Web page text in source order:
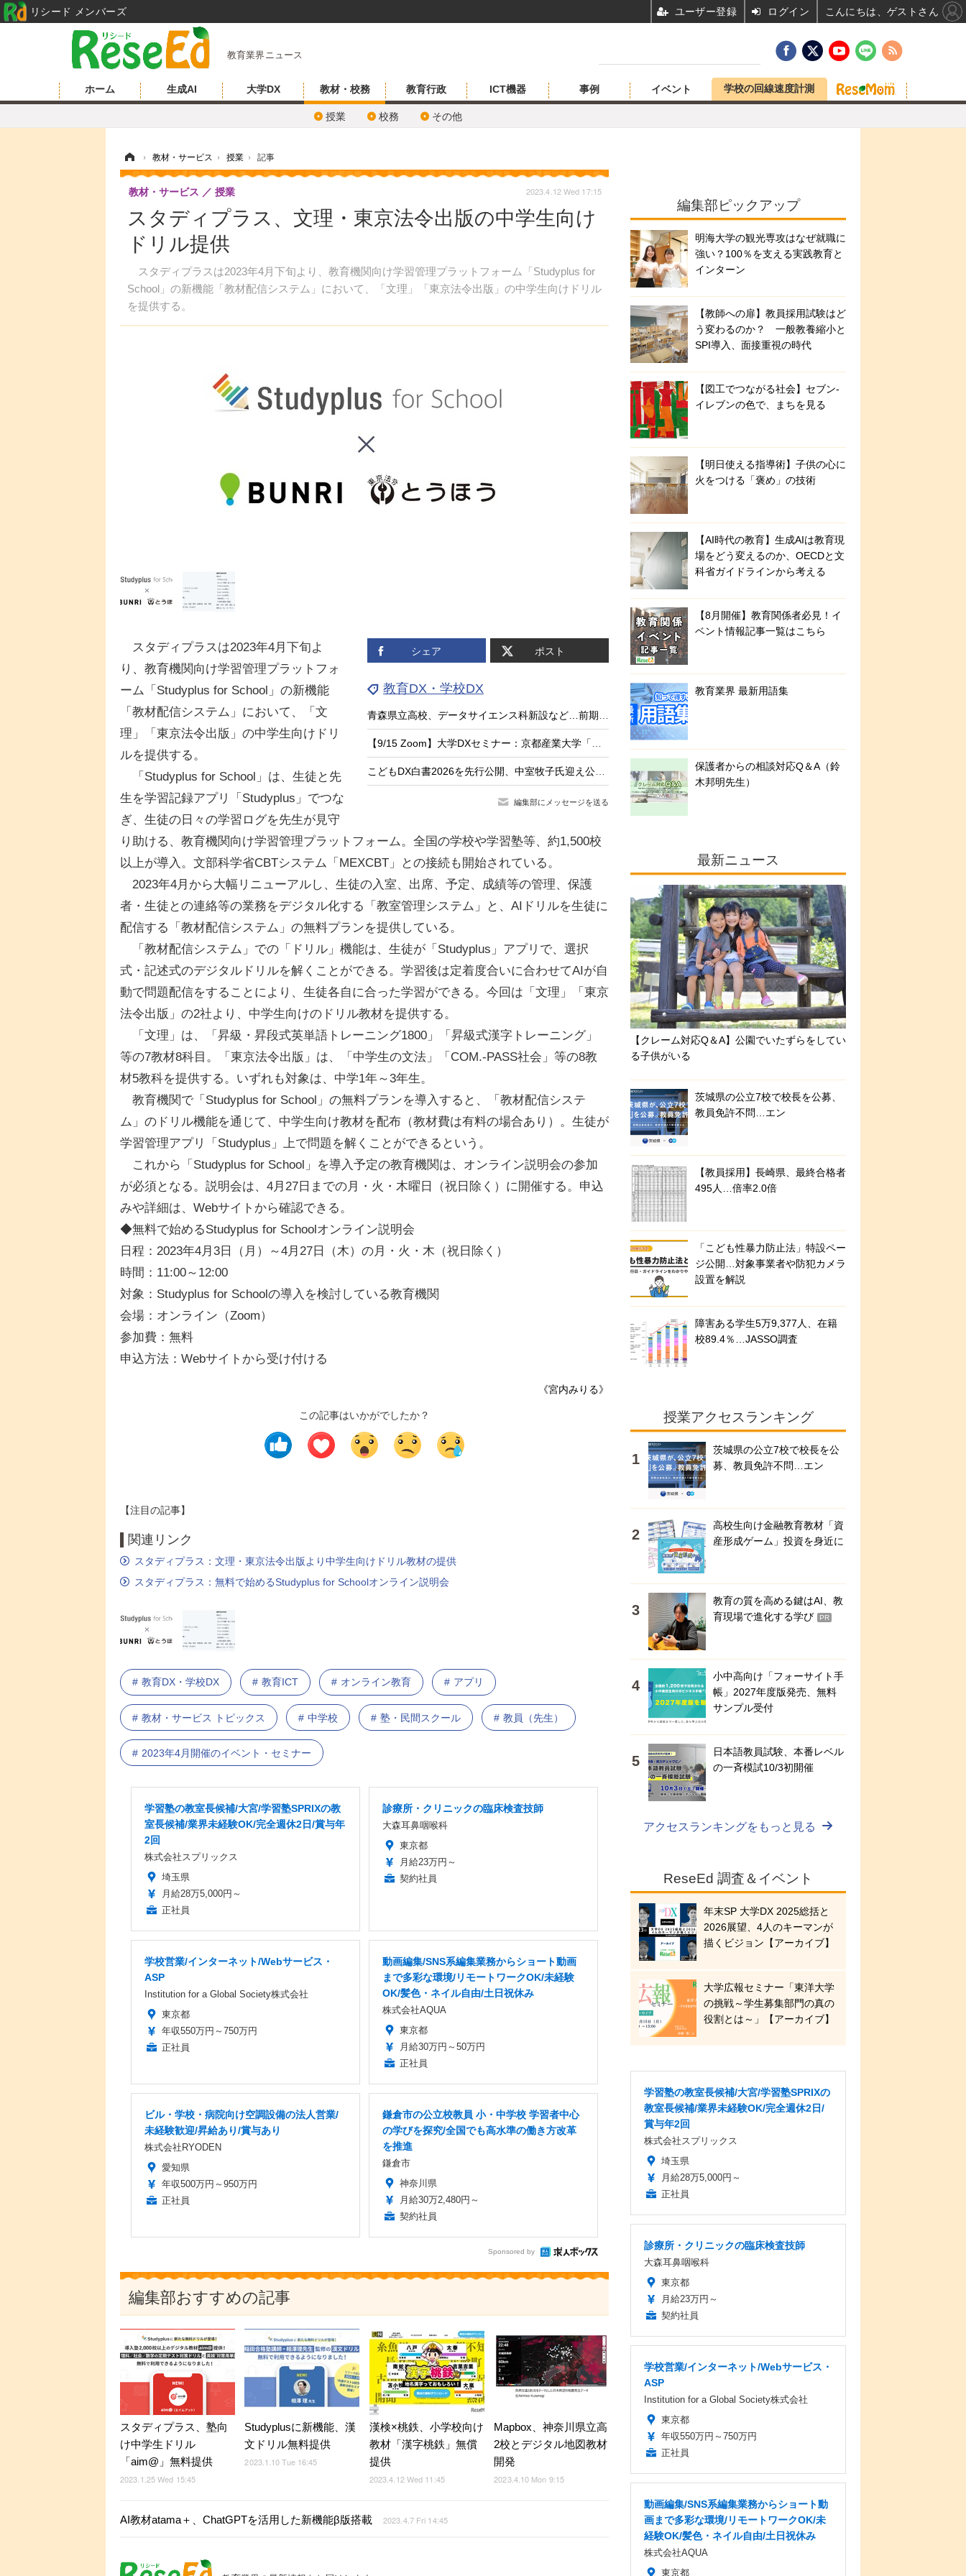
教育業界ニュース
ホーム 生成AI 大学DX 教材・校務
授業 校務 その他
教育行政 ICT機器 事例 イベント 学校の回線速度計測
› 教材・サービス › 授業 › 記事
スタディプラス、文理・東京法令出版の中学生向け
ドリル提供
スタディプラスは2023年4月下旬より、教育機関向け学習管理プラットフォーム「Studyplus for
School」の新機能「教材配信システム」において、「文理」「東京法令出版」の中学生向けドリル
を提供する。
教材・サービス 授業 2023.4.12 Wed 17:15
シェア ポスト
教育DX・学校DX
青森県立高校、データサイエンス科新設など…前期実施計画の先行版案を公表
【9/15 Zoom】大学DXセミナー：京都産業大学「学生を巻き込む、双方向・参加型の大人数講義DXへの挑戦」
こどもDX白書2026を先行公開、中室牧子氏迎え公開イベント9/17
編集部にメッセージを送る
スタディプラスは2023年4月下旬よ
り、教育機関向け学習管理プラットフォ
ーム「Studyplus for School」の新機能
「教材配信システム」において、「文
理」「東京法令出版」の中学生向けドリ
ルを提供する。
「Studyplus for School」は、生徒と先
生を学習記録アプリ「Studyplus」でつな
ぎ、生徒の日々の学習ログを先生が見守
り助ける、教育機関向け学習管理プラットフォーム。全国の学校や学習塾等、約1,500校
以上が導入。文部科学省CBTシステム「MEXCBT」との接続も開始されている。
2023年4月から大幅リニューアルし、生徒の入室、出席、予定、成績等の管理、保護
者・生徒との連絡等の業務をデジタル化する「教室管理システム」と、AIドリルを生徒に
配信する「教材配信システム」の無料プランを提供している。
「教材配信システム」での「ドリル」機能は、生徒が「Studyplus」アプリで、選択
式・記述式のデジタルドリルを解くことができる。学習後は定着度合いに合わせてAIが自
動で問題配信をすることにより、生徒各自に合った学習ができる。今回は「文理」「東京
法令出版」の2社より、中学生向けのドリル教材を提供する。
「文理」は、「昇級・昇段式英単語トレーニング1800」「昇級式漢字トレーニング」
等の7教材8科目。「東京法令出版」は、「中学生の文法」「COM.-PASS社会」等の8教
材5教科を提供する。いずれも対象は、中学1年～3年生。
教育機関で「Studyplus for School」の無料プランを導入すると、「教材配信システ
ム」のドリル機能を通じて、中学生向け教材を配布（教材費は有料の場合あり）。生徒が
学習管理アプリ「Studyplus」上で問題を解くことができるという。
これから「Studyplus for School」を導入予定の教育機関は、オンライン説明会の参加
が必須となる。説明会は、4月27日までの月・火・木曜日（祝日除く）に開催する。申込
みや詳細は、Webサイトから確認できる。
◆無料で始めるStudyplus for Schoolオンライン説明会
日程：2023年4月3日（月）～4月27日（木）の月・火・木（祝日除く）
時間：11:00～12:00
対象：Studyplus for Schoolの導入を検討している教育機関
会場：オンライン（Zoom）
参加費：無料
申込方法：Webサイトから受け付ける
《宮内みりる》
この記事はいかがでしたか？
【注目の記事】
関連リンク
スタディプラス：文理・東京法令出版より中学生向けドリル教材の提供
スタディプラス：無料で始めるStudyplus for Schoolオンライン説明会
教育DX・学校DX 教育ICT オンライン教育 アプリ
教材・サービス トピックス 中学校 塾・民間スクール 教員（先生）
2023年4月開催のイベント・セミナー
学習塾の教室長候補/大宮/学習塾SPRIXの教
室長候補/業界未経験OK/完全週休2日/賞与年
2回
株式会社スプリックス
埼玉県
月給28万5,000円～
正社員
診療所・クリニックの臨床検査技師
大森耳鼻咽喉科
東京都
月給23万円～
契約社員
学校営業/インターネット/Webサービス・
ASP
Institution for a Global Society株式会社
東京都
年収550万円～750万円
正社員
動画編集/SNS系編集業務からショート動画
まで多彩な環境/リモートワークOK/未経験
OK/髪色・ネイル自由/土日祝休み
株式会社AQUA
東京都
月給30万円～50万円
正社員
ビル・学校・病院向け空調設備の法人営業/
未経験歓迎/昇給あり/賞与あり
株式会社RYODEN
愛知県
年収500万円～950万円
正社員
鎌倉市の公立校教員 小・中学校 学習者中心
の学びを探究/全国でも高水準の働き方改革
を推進
鎌倉市
神奈川県
月給30万2,480円～
契約社員
Sponsored by
編集部おすすめの記事
スタディプラス、塾向
け中学生ドリル
「aim@」無料提供
2023.1.25 Wed 15:45
Studyplusに新機能、漢
文ドリル無料提供
2023.1.10 Tue 16:45
漢検×桃鉄、小学校向け
教材「漢字桃鉄」無償
提供
2023.4.12 Wed 11:45
Mapbox、神奈川県立高
2校とデジタル地図教材
開発
2023.4.10 Mon 9:15
AI教材atama＋、ChatGPTを活用した新機能β版搭載 2023.4.7 Fri 14:45
編集部ピックアップ
明海大学の観光専攻はなぜ就職に
強い？100％を支える実践教育と
インターン
【教師への扉】教員採用試験はど
う変わるのか？ 一般教養縮小と
SPI導入、面接重視の時代
【図工でつながる社会】セブン‐
イレブンの色で、まちを見る
【明日使える指導術】子供の心に
火をつける「褒め」の技術
【AI時代の教育】生成AIは教育現
場をどう変えるのか、OECDと文
科省ガイドラインから考える
【8月開催】教育関係者必見！イ
ベント情報記事一覧はこちら
教育業界 最新用語集
保護者からの相談対応Q＆A（鈴
木邦明先生）
最新ニュース
【クレーム対応Q＆A】公園でいたずらをしてい
る子供がいる
茨城県の公立7校で校長を公募、
教員免許不問…エン
【教員採用】長崎県、最終合格者
495人…倍率2.0倍
「こども性暴力防止法」特設ペー
ジ公開…対象事業者や防犯カメラ
設置を解説
障害ある学生5万9,377人、在籍
校89.4％…JASSO調査
授業アクセスランキング
茨城県の公立7校で校長を公
募、教員免許不問…エン
高校生向け金融教育教材「資
産形成ゲーム」投資を身近に
教育の質を高める鍵はAI、教
育現場で進化する学び
PR
小中高向け「フォーサイト手
帳」2027年度版発売、無料
サンプル受付
日本語教員試験、本番レベル
の一斉模試10/3初開催
アクセスランキングをもっと見る
ReseEd 調査＆イベント
年末SP 大学DX 2025総括と
2026展望、4人のキーマンが
描くビジョン【アーカイブ】
大学広報セミナー「東洋大学
の挑戦～学生募集部門の真の
役割とは～」【アーカイブ】
学習塾の教室長候補/大宮/学習塾SPRIXの
教室長候補/業界未経験OK/完全週休2日/
賞与年2回
株式会社スプリックス
埼玉県
月給28万5,000円～
正社員
診療所・クリニックの臨床検査技師
大森耳鼻咽喉科
東京都
月給23万円～
契約社員
学校営業/インターネット/Webサービス・
ASP
Institution for a Global Society株式会社
東京都
年収550万円～750万円
正社員
動画編集/SNS系編集業務からショート動
画まで多彩な環境/リモートワークOK/未
経験OK/髪色・ネイル自由/土日祝休み
株式会社AQUA
東京都
リシード メンバーズ ユーザー登録 ログイン こんにちは、ゲストさん